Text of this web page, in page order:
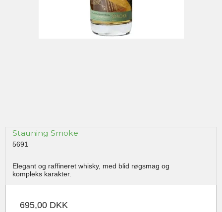
Stauning Smoke
5691
Elegant og raffineret whisky, med blid røgsmag og
kompleks karakter.
695,00 DKK